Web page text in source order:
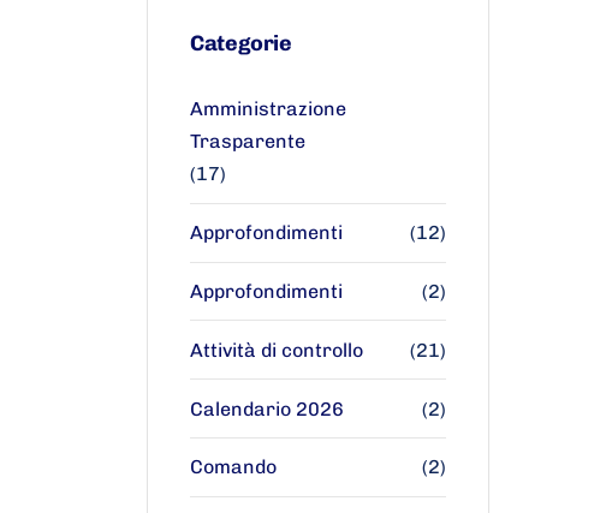
Categorie
Amministrazione
Trasparente
(17)
Approfondimenti (12)
Approfondimenti (2)
Attività di controllo (21)
Calendario 2026 (2)
Comando (2)